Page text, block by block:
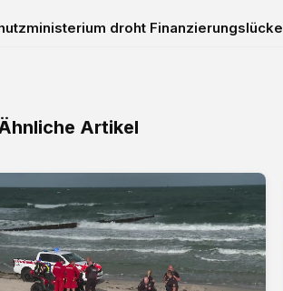
droht Finanzierungslücke
Artikel